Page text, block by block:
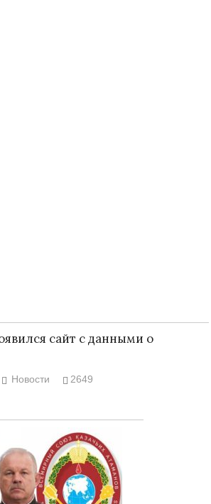
сайт с данными о
Новости 2649